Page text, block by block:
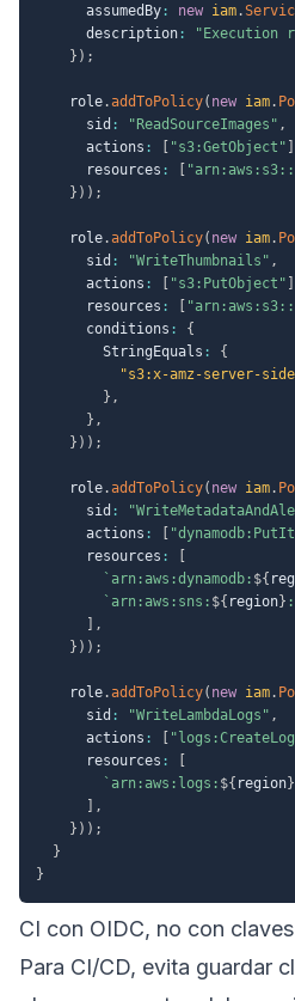
      assumedBy
: new iam.
      description
:
"Execution
} ) ;
    role
.addToPolicy( new iam.
      sid
: "ReadSourceImages" ,
      actions
: "s3:GetObject"
      resources
:
} ) ) ;
    role
.addToPolicy( new iam.
      sid
: "WriteThumbnails" ,
      actions
: "s3:PutObject"
      resources
:
      conditions
:
{
        StringEquals
:
{
"s3:x-amz-server-
} ,
} ,
} ) ) ;
    role
.addToPolicy( new iam.
      sid
:
      actions
:
      resources
:
` arn:aws:dynamodb: ${
` arn:aws:sns: ${ region} :
,
} ) ) ;
    role
.addToPolicy( new iam.
      sid
: "WriteLambdaLogs" ,
      actions
:
      resources
:
` arn:aws:logs: ${ region}
,
} ) ) ;
}
}
CI con OIDC, no con
Para CI/CD, evita guardar